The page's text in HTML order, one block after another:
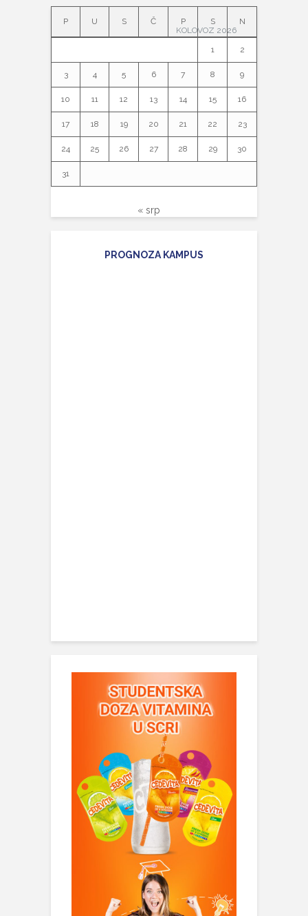
KOLOVOZ 2026
P U S Č P S N
1 2
3 4 5 6 7 8 9
10 11 12 13 14 15 16
17 18 19 20 21 22 23
24 25 26 27 28 29 30
31
« srp
PROGNOZA KAMPUS